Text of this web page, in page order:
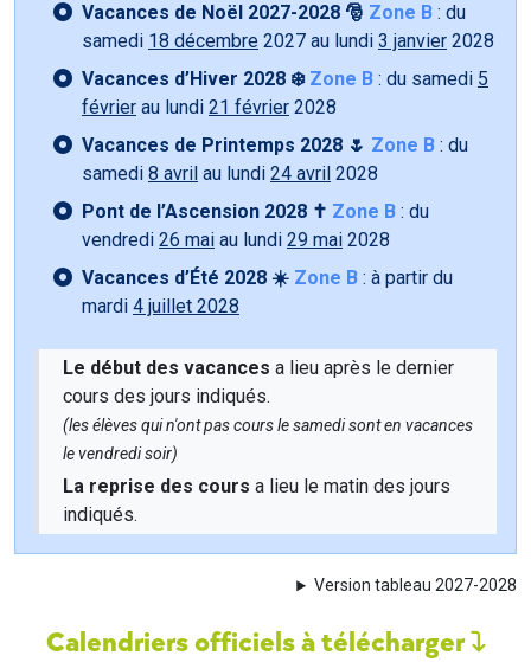
Vacances de Noël 2027-2028 🎅 Zone B : du
samedi 18 décembre 2027 au lundi 3 janvier 2028
Vacances d’Hiver 2028 ❄️ Zone B : du samedi 5
février au lundi 21 février 2028
Vacances de Printemps 2028 🌷 Zone B : du
samedi 8 avril au lundi 24 avril 2028
Pont de l’Ascension 2028 ✝️ Zone B : du
vendredi 26 mai au lundi 29 mai 2028
Vacances d’Été 2028 ☀️ Zone B : à partir du
mardi 4 juillet 2028
Le début des vacances a lieu après le dernier
cours des jours indiqués.
(les élèves qui n'ont pas cours le samedi sont en vacances
le vendredi soir)
La reprise des cours a lieu le matin des jours
indiqués.
Version tableau 2027-2028
Calendriers officiels à télécharger